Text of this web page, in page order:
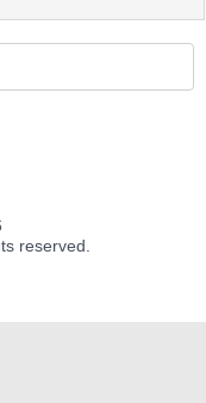
reserved.